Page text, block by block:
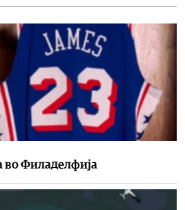
во Филаделфија